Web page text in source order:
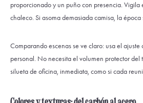
proporcionado y un puño con presencia. Vigila
chaleco. Si asoma demasiada camisa, la época
Comparando escenas se ve claro: usa el ajuste
personal. No necesita el volumen protector del
silueta de oficina, inmediata, como si cada